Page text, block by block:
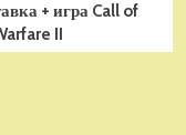
+ игра Call of
II